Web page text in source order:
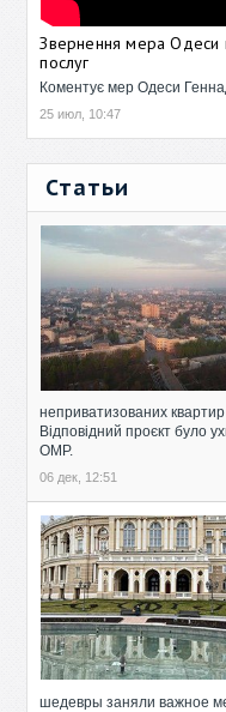
Звернення мера Одеси
послуг
Коментує мер Одеси
25 июл, 10:47
Статьи
неприватизованих
Відповідний проєкт було
ОМР.
06 дек, 12:51
шедевры заняли важное